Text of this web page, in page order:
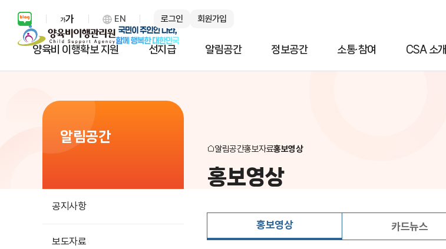
보통 화면 확대 설정 열기
EN 로그인 회원가입
양육비 이행확보 지원 선지급 알림공간 정보공간 소통·참여 CSA 소개
알림공간
공지사항
보도자료
홍보영상
알림공간홍보자료홍보영상
홍보영상 카드뉴스